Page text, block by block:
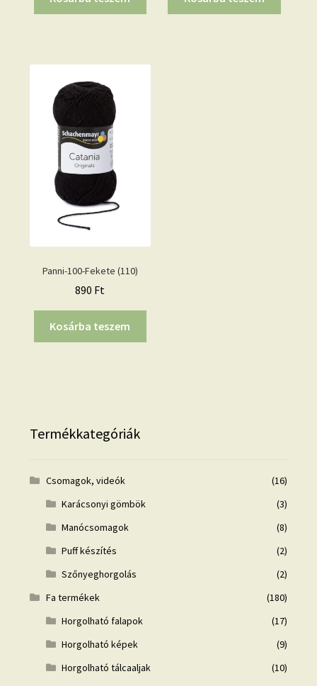
Panni-100-Fekete (110)
890 Ft
Kosárba teszem
Termékkategóriák
Csomagok, videók
(16)
Karácsonyi gömbök
(3)
Manócsomagok
(8)
Puff készítés
(2)
Szőnyeghorgolás
(2)
Fa termékek
(180)
Horgolható falapok
(17)
Horgolható képek
(9)
Horgolható tálcaaljak
(10)